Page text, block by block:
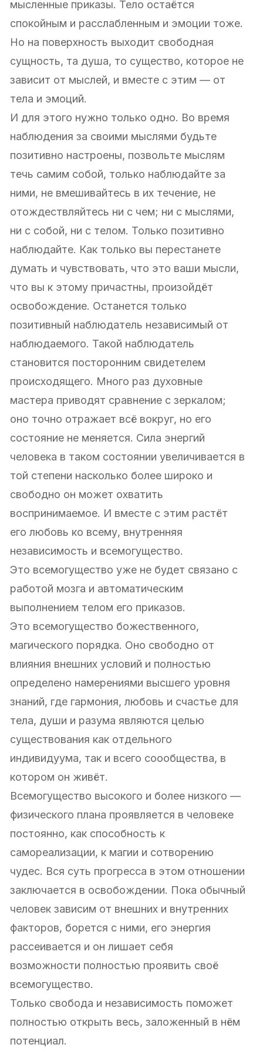
мысленные приказы. Тело остаётся
спокойным и расслабленным и эмоции тоже.
Но на поверхность выходит свободная
сущность, та душа, то существо, которое не
зависит от мыслей, и вместе с этим — от
тела и эмоций.
И для этого нужно только одно. Во время
наблюдения за своими мыслями будьте
позитивно настроены, позвольте мыслям
течь самим собой, только наблюдайте за
ними, не вмешивайтесь в их течение, не
отождествляйтесь ни с чем; ни с мыслями,
ни с собой, ни с телом. Только позитивно
наблюдайте. Как только вы перестанете
думать и чувствовать, что это ваши мысли,
что вы к этому причастны, произойдёт
освобождение. Останется только
позитивный наблюдатель независимый от
наблюдаемого. Такой наблюдатель
становится посторонним свидетелем
происходящего. Много раз духовные
мастера приводят сравнение с зеркалом;
оно точно отражает всё вокруг, но его
состояние не меняется. Сила энергий
человека в таком состоянии увеличивается в
той степени насколько более широко и
свободно он может охватить
воспринимаемое. И вместе с этим растёт
его любовь ко всему, внутренняя
независимость и всемогущество.
Это всемогущество уже не будет связано с
работой мозга и автоматическим
выполнением телом его приказов.
Это всемогущество божественного,
магического порядка. Оно свободно от
влияния внешних условий и полностью
определено намерениями высшего уровня
знаний, где гармония, любовь и счастье для
тела, души и разума являются целью
существования как отдельного
индивидуума, так и всего соообщества, в
котором он живёт.
Всемогущество высокого и более низкого —
физического плана проявляется в человеке
постоянно, как способность к
самореализации, к магии и сотворению
чудес. Вся суть прогресса в этом отношении
заключается в освобождении. Пока обычный
человек зависим от внешних и внутренних
факторов, борется с ними, его энергия
рассеивается и он лишает себя
возможности полностью проявить своё
всемогущество.
Только свобода и независимость поможет
полностью открыть весь, заложенный в нём
потенциал.